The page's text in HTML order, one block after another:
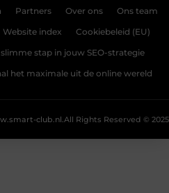
Partners Over ons Ons team
Website index Cookiebeleid (EU)
stap in jouw SEO-strategie
het maximale uit de online wereld
All Rights Reserved © 2025
club.nl.